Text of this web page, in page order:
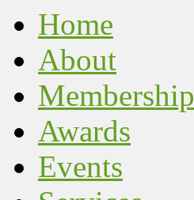
Home
About
Membership
Awards
Events